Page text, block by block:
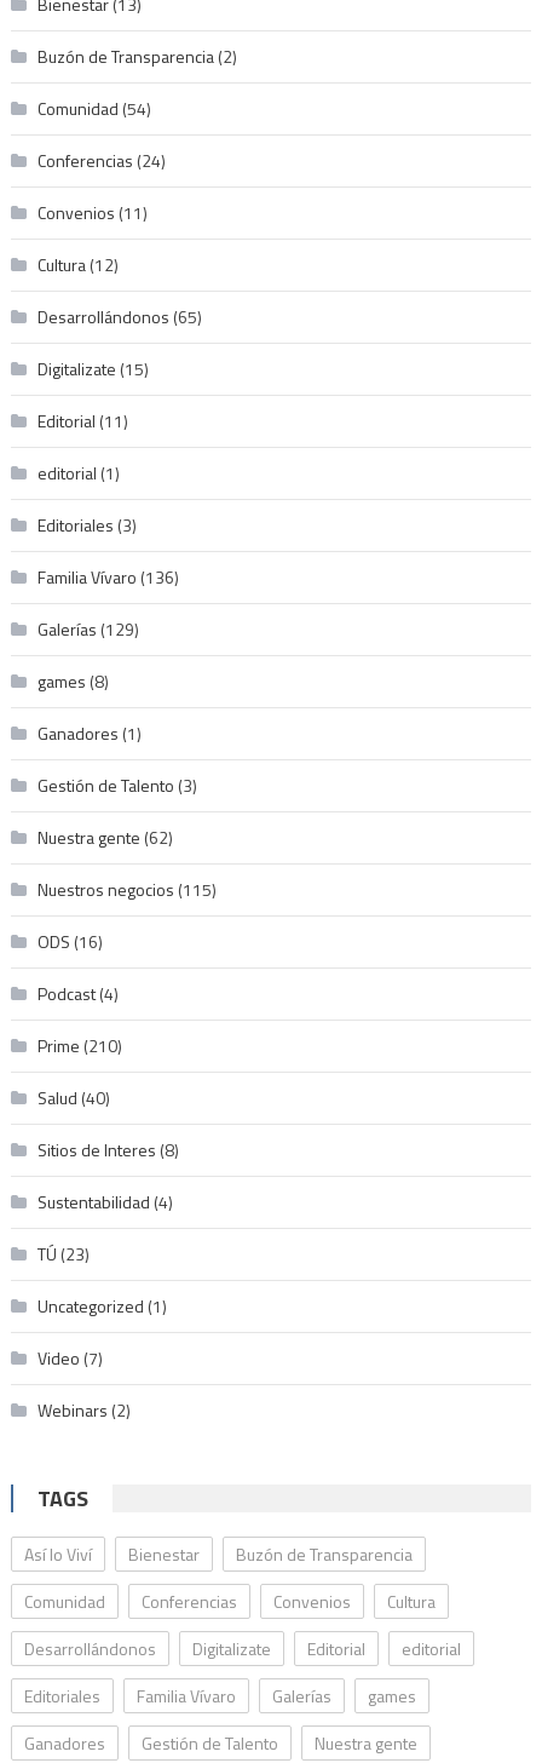
Buzón de Transparencia(2)
Comunidad (54)
Conferencias (24)
Convenios (11)
Cultura(12)
Desarrollándonos (65)
Digitalizate (15)
Editorial (11)
editorial (1)
Editoriales (3)
Familia Vívaro (136)
Galerías (129)
games (8)
Ganadores (1)
Gestión de Talento (3)
Nuestra gente (62)
Nuestros negocios (115)
ODS (16)
Podcast(4)
Prime (210)
Salud (40)
Sitios de Interes (8)
Sustentabilidad (4)
TÚ (23)
Uncategorized (1)
Video (7)
Webinars (2)
TAGS
Así lo Viví Bienestar
Buzón de Transparencia
Comunidad
Conferencias Convenios
Cultura
Desarrollándonos
Digitalizate Editorial
editorial
Editoriales
Familia Vívaro Galerías
games
Ganadores
Gestión de Talento
Nuestra gente